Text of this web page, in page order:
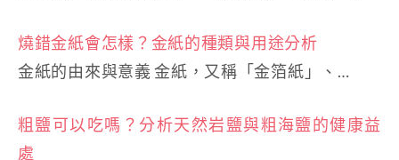
燒錯金紙會怎樣？金紙的種類與用途分析
金紙的由來與意義 金紙，又稱「金箔紙」、…
粗鹽可以吃嗎？分析天然岩鹽與粗海鹽的健康益
處